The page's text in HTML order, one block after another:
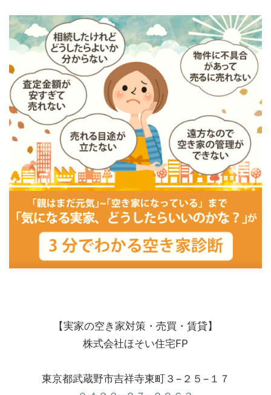
【実家の空き家対策・売買・賃貸】
株式会社ほそい住宅FP
東京都武蔵野市吉祥寺東町３−２５−１７